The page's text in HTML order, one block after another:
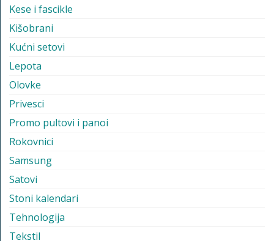
Kese i fascikle
Kišobrani
Kućni setovi
Lepota
Olovke
Privesci
Promo pultovi i panoi
Rokovnici
Samsung
Satovi
Stoni kalendari
Tehnologija
Tekstil